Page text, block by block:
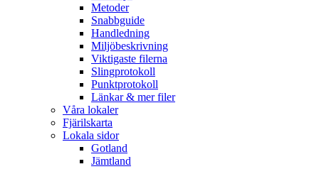
Metoder
Snabbguide
Handledning
Miljöbeskrivning
Viktigaste filerna
Slingprotokoll
Punktprotokoll
Länkar & mer filer
Våra lokaler
Fjärilskarta
Lokala sidor
Gotland
Jämtland